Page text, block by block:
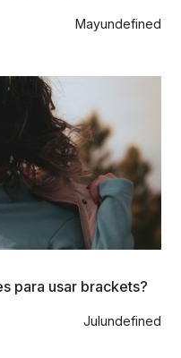
Mayundefined
para usar brackets?
Julundefined